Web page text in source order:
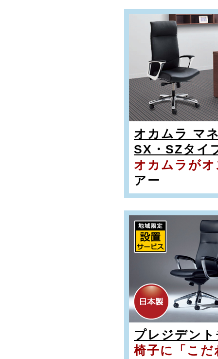
オカムラ マ
SX・SZタイ
オカムラが
アー
プレジデン
椅子に「こだ